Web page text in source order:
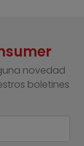
novedad
boletines